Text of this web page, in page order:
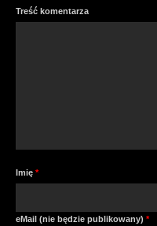
Treść komentarza
Imię *
eMail (nie będzie publikowany) *